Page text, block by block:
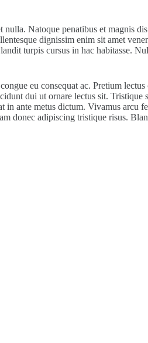
Natoque penatibus et magnis
dignissim enim sit amet
turpis cursus in hac habitasse.
eu consequat ac. Pretium
dui ut ornare lectus sit. Tristique
ante metus dictum. Vivamus arcu
donec adipiscing tristique risus.